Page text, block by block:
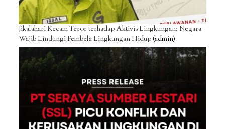
Jikalahari Kecam Teror terhadap Aktivis Lingkungan: Negara
Wajib Lindungi Pembela Lingkungan Hidup(admin)